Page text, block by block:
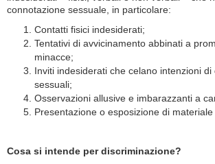
connotazione sessuale, in particolare:
Contatti fisici indesiderati;
Tentativi di avvicinamento abbinati a
minacce;
Inviti indesiderati che celano intenzioni
sessuali;
Osservazioni allusive e imbarazzanti a
Presentazione o esposizione di materiale
Cosa si intende per discriminazione?